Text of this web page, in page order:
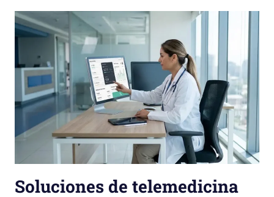
Soluciones de telemedicina